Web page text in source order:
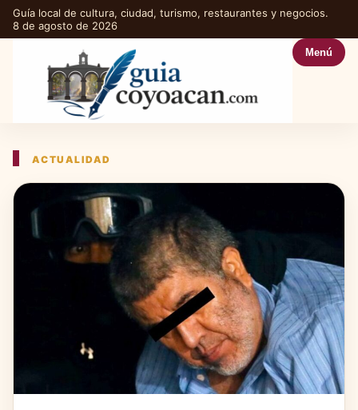
Guía local de cultura, ciudad, turismo, restaurantes y negocios.
8 de agosto de 2026
Menú
ACTUALIDAD